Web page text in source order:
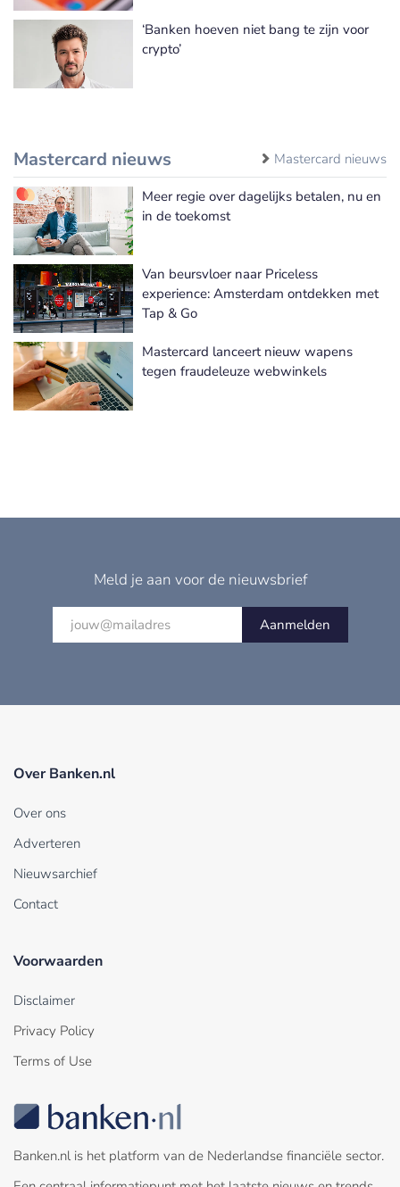
‘Banken hoeven niet bang te zijn voor
crypto’
Mastercard nieuws Mastercard nieuws
Meer regie over dagelijks betalen, nu en
in de toekomst
Van beursvloer naar Priceless
experience: Amsterdam ontdekken met
Tap & Go
Mastercard lanceert nieuw wapens
tegen fraudeleuze webwinkels
Meld je aan voor de nieuwsbrief
Aanmelden
Over Banken.nl
Over ons
Adverteren
Nieuwsarchief
Contact
Voorwaarden
Disclaimer
Privacy Policy
Terms of Use
Banken.nl is het platform van de Nederlandse financiële sector.